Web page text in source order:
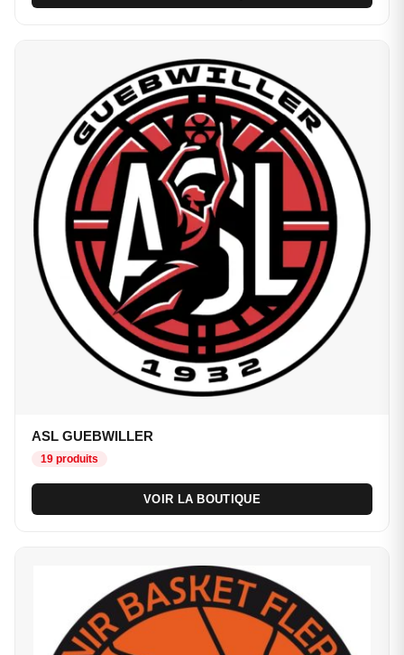
ASL GUEBWILLER
19 produits
VOIR LA BOUTIQUE